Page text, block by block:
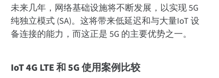
未来几年，网络基础设施将不断发展，以实现 5G
纯独立模式 (SA)。这将带来低延迟和与大量IoT 设
备连接的能力，而这正是 5G 的主要优势之一。
IoT 4G LTE 和 5G 使用案例比较